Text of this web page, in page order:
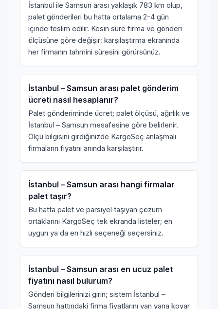
İstanbul ile Samsun arası yaklaşık 783 km olup,
palet gönderileri bu hatta ortalama 2-4 gün
içinde teslim edilir. Kesin süre firma ve gönderi
ölçüsüne göre değişir; karşılaştırma ekranında
her firmanın tahmini süresini görürsünüz.
İstanbul – Samsun arası palet gönderim
ücreti nasıl hesaplanır?
Palet gönderiminde ücret; palet ölçüsü, ağırlık ve
İstanbul – Samsun mesafesine göre belirlenir.
Ölçü bilgisini girdiğinizde KargoSeç anlaşmalı
firmaların fiyatını anında karşılaştırır.
İstanbul – Samsun arası hangi firmalar
palet taşır?
Bu hatta palet ve parsiyel taşıyan çözüm
ortaklarını KargoSeç tek ekranda listeler; en
uygun ya da en hızlı seçeneği seçersiniz.
İstanbul – Samsun arası en ucuz palet
fiyatını nasıl bulurum?
Gönderi bilgilerinizi girin; sistem İstanbul –
Samsun hattındaki firma fiyatlarını yan yana koyar